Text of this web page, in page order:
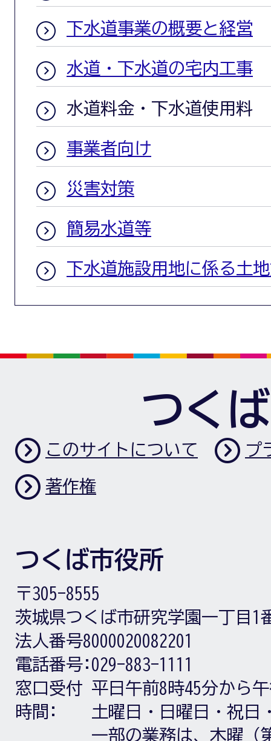
下水道事業の概要と経営
水道・下水道の宅内工事
水道料金・下水道使用料
事業者向け
災害対策
簡易水道等
下水道施設用地に係る土
つく
このサイトについて プ
著作権
つくば市役所
〒305-8555
茨城県つくば市研究学園一丁目1
法人番号8000020082201
電話番号: 029-883-1111
窓口受付
時間:
平日午前8時45分から
土曜日・日曜日・祝日
一部の業務は、木曜（